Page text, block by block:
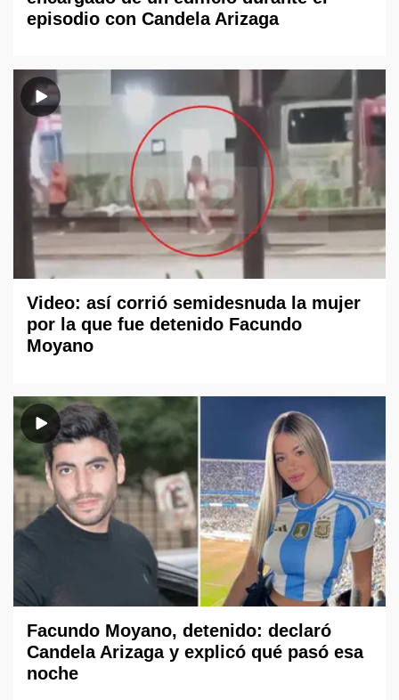
episodio con Candela Arizaga
Video: así corrió semidesnuda la mujer
por la que fue detenido Facundo
Moyano
Facundo Moyano, detenido: declaró
Candela Arizaga y explicó qué pasó esa
noche